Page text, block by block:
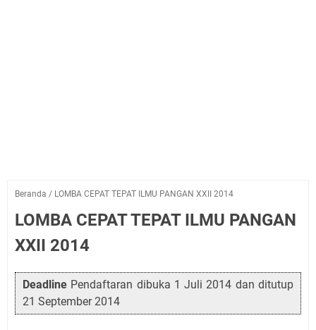
Beranda / LOMBA CEPAT TEPAT ILMU PANGAN XXII 2014
LOMBA CEPAT TEPAT ILMU PANGAN
XXII 2014
Deadline Pendaftaran dibuka 1 Juli 2014 dan ditutup
21 September 2014